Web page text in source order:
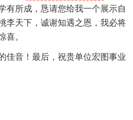
有所成，恳请您给我一个展示自
李天下，诚谢知遇之恩，我必将
喜。
佳音！最后，祝贵单位宏图事业